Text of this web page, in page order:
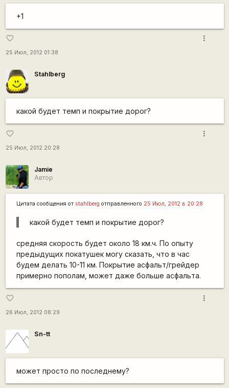
+1
favorite_border
25 Июл, 2012 01:38
more_vert
Stahlberg
какой будет темп и покрытие дорог?
favorite_border
25 Июл, 2012 20:28
more_vert
Jamie
Автор
Цитата сообщения от stahlberg отправленного 25 Июл, 2012 в 20:28
какой будет темп и покрытие дорог?
средняя скорость будет около 18 км.ч. По опыту
предыдущих покатушек могу сказать, что в час
будем делать 10-11 км. Покрытие асфальт/грейдер
примерно пополам, может даже больше асфальта.
favorite_border
26 Июл, 2012 08:29
more_vert
Sn-tt
может просто по последнему?